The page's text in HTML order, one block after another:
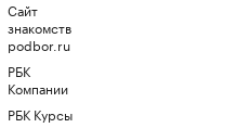
Сайт
знакомств
podbor.ru
РБК
Компании
РБК Курсы